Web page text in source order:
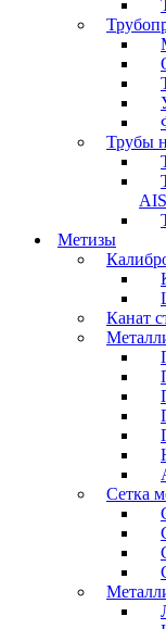
Трубы
Метизы
Канат
Сетка